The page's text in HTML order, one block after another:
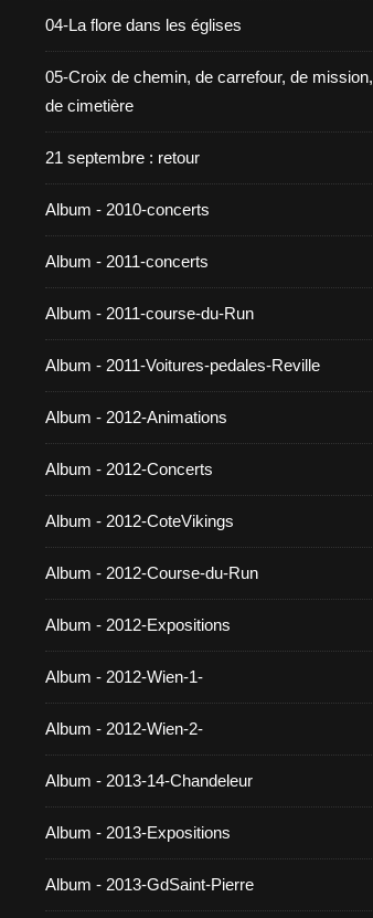
04-La flore dans les églises
05-Croix de chemin, de carrefour, de mission,
de cimetière
21 septembre : retour
Album - 2010-concerts
Album - 2011-concerts
Album - 2011-course-du-Run
Album - 2011-Voitures-pedales-Reville
Album - 2012-Animations
Album - 2012-Concerts
Album - 2012-CoteVikings
Album - 2012-Course-du-Run
Album - 2012-Expositions
Album - 2012-Wien-1-
Album - 2012-Wien-2-
Album - 2013-14-Chandeleur
Album - 2013-Expositions
Album - 2013-GdSaint-Pierre